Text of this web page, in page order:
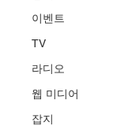
이벤트
TV
라디오
웹 미디어
잡지